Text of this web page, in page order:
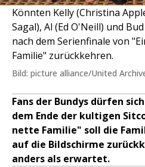
Könnten Kelly (Christina
Sagal), Al (Ed O'Neill) und
nach dem Serienfinale von
Familie" zurückkehren.
Bild: picture alliance/United
Fans der Bundys dürfen
dem Ende der kultigen
nette Familie" soll die
auf die Bildschirme
anders als erwartet.